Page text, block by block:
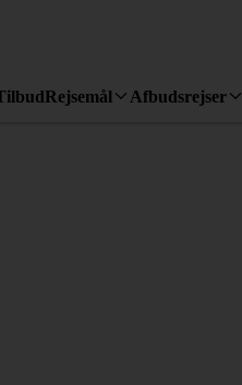
Rejsemål Afbudsrejser